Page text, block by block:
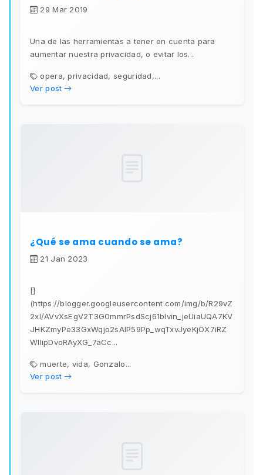
29 Mar 2019
Una de las herramientas a tener en cuenta para
aumentar nuestra privacidad, o evitar los...
opera, privacidad, seguridad,...
Ver post
¿Qué se ama cuando se ama?
21 Jan 2023
[]
(https://blogger.googleusercontent.com/img/b/R29vZ
2xl/AVvXsEgV2T3G0mmrPsdScj61bIvin_jeUiaUQA7KV
JHKZmyPe33GxWqjo2sAIP59Pp_wqTxvJyeKjOX7iRZ
WIIipDvoRAyXG_7aCc...
muerte, vida, Gonzalo...
Ver post